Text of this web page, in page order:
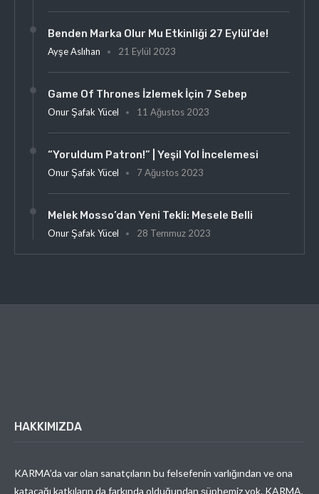
Benden Marka Olur Mu Etkinliği 27 Eylül’de!
Ayşe Aslıhan 21 Eylül 2023
Game Of Thrones İzlemek İçin 7 Sebep
Onur Şafak Yücel 11 Ağustos 2023
“Yoruldum Patron!” | Yeşil Yol İncelemesi
Onur Şafak Yücel 7 Ağustos 2023
Melek Mosso’dan Yeni Tekli: Mesele Belli
Onur Şafak Yücel 28 Temmuz 2023
HAKKIMIZDA
KARMA’da var olan sanatçıların bu felsefenin varlığından ve ona
katacağı katkıların da farkında olduğundan şüphemiz yok. KARMA,